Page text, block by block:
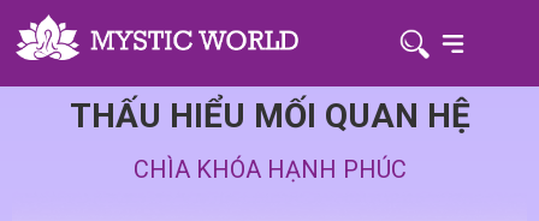
THẤU HIỂU MỐI QUAN HỆ
CHÌA KHÓA HẠNH PHÚC